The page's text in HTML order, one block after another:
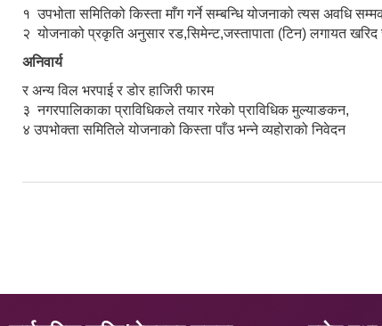
१ उपभोता समितिको किस्ता माँग गर्ने सम्बन्धि योजनाको त्यस अवधि
२ योजनाको प्रकृति अनुसार रड,सिमेन्ट,जस्तापाता (टिन) लगायत खरिद
अनिवार्य
र अन्य विल भरपाई र डोर हाजिरी फारम
३ नगरपालिकाका प्राविधिकले तयार गरेको प्राविधिक मुल्याङकन,
४ उपभोक्ता समितिले योजनाको किस्ता पाँउ भन्ने व्यहोराको निवेदन